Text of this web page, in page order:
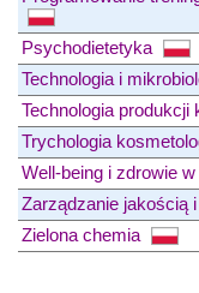
Psychodietetyka
Technologia i
Technologia produkcji
Trychologia
Well-being i zdrowie
Zarządzanie jakością
Zielona chemia